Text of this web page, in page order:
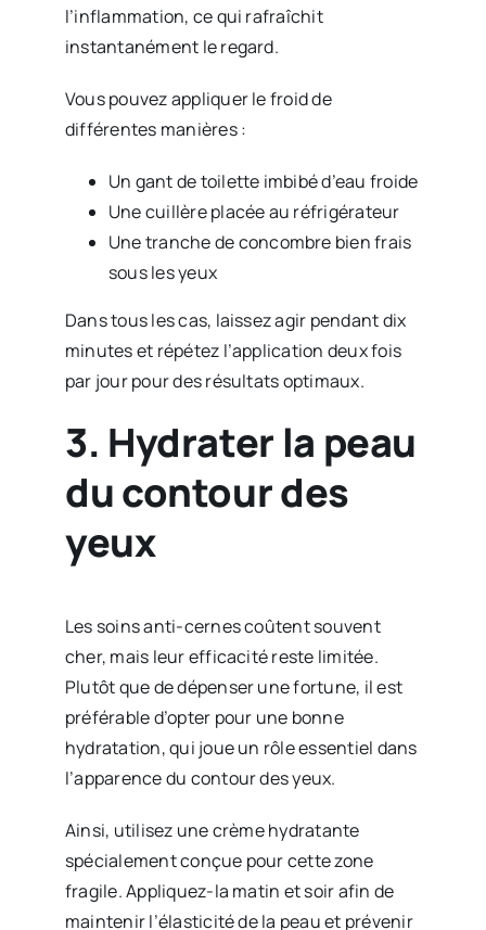
l’inflammation, ce qui rafraîchit
instantanément le regard.
Vous pouvez appliquer le froid de
différentes manières :
Un gant de toilette imbibé d’eau froide
Une cuillère placée au réfrigérateur
Une tranche de concombre bien frais
sous les yeux
Dans tous les cas, laissez agir pendant dix
minutes et répétez l’application deux fois
par jour pour des résultats optimaux.
3. Hydrater la peau
du contour des
yeux
Les soins anti-cernes coûtent souvent
cher, mais leur efficacité reste limitée.
Plutôt que de dépenser une fortune, il est
préférable d’opter pour une bonne
hydratation, qui joue un rôle essentiel dans
l’apparence du contour des yeux.
Ainsi, utilisez une crème hydratante
spécialement conçue pour cette zone
fragile. Appliquez-la matin et soir afin de
maintenir l’élasticité de la peau et prévenir